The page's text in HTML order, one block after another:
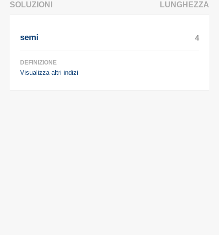
SOLUZIONI LUNGHEZZA
semi
DEFINIZIONE
Visualizza altri indizi
4